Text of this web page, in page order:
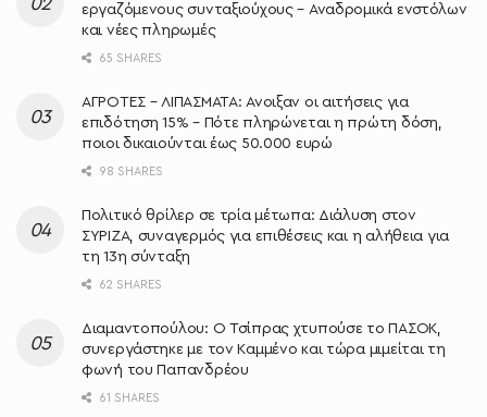
εργαζόμενους συνταξιούχους – Αναδρομικά ενστόλων
και νέες πληρωμές
65 SHARES
ΑΓΡΟΤΕΣ – ΛΙΠΑΣΜΑΤΑ: Άνοιξαν οι αιτήσεις για
επιδότηση 15% – Πότε πληρώνεται η πρώτη δόση,
ποιοι δικαιούνται έως 50.000 ευρώ
98 SHARES
Πολιτικό θρίλερ σε τρία μέτωπα: Διάλυση στον
ΣΥΡΙΖΑ, συναγερμός για επιθέσεις και η αλήθεια για
τη 13η σύνταξη
62 SHARES
Διαμαντοπούλου: Ο Τσίπρας χτυπούσε το ΠΑΣΟΚ,
συνεργάστηκε με τον Καμμένο και τώρα μιμείται τη
φωνή του Παπανδρέου
61 SHARES